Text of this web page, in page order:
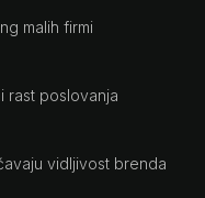
malih firmi
rast poslovanja
vidljivost brenda